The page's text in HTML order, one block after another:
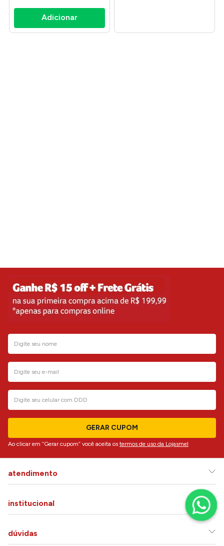
GERAR CUPOM
Ao clicar em “Gerar cupom” você aceita os termos de uso da Lojasmel
atendimento
institucional
dúvidas